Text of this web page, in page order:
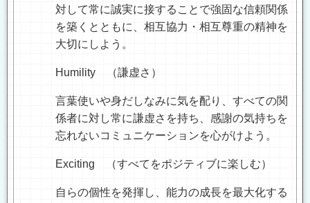
対して常に誠実に接することで強固な信頼関係
を築くとともに、相互協力・相互尊重の精神を
大切にしよう。
Humility （謙虚さ）
言葉使いや身だしなみに気を配り、すべての関
係者に対し常に謙虚さを持ち、感謝の気持ちを
忘れないコミュニケーションを心がけよう。
Exciting （すべてをポジティブに楽しむ）
自らの個性を発揮し、能力の成長を最大化する